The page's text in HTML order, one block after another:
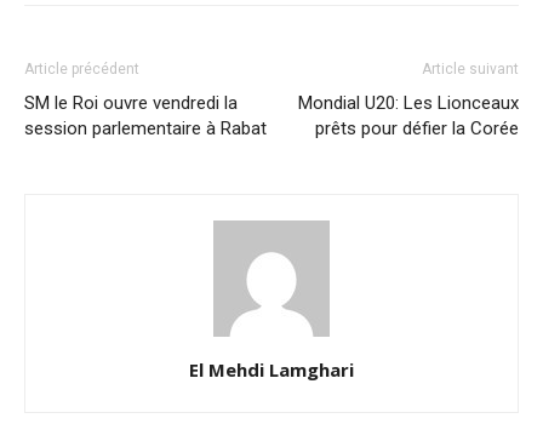
Article précédent
SM le Roi ouvre vendredi la
session parlementaire à Rabat
Article suivant
Mondial U20: Les Lionceaux
prêts pour défier la Corée
El Mehdi Lamghari